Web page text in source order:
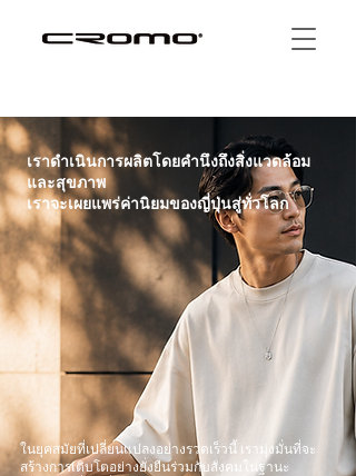
เราดำเนินการผลิตโดยคำนึงถึงสิ่งแวดล้อม
และสุขภาพ
เราจะเผยแพร่ค่านิยมของญี่ปุ่นสู่ทั่วโลก
ในยุคสมัยที่เปลี่ยนแปลงอย่างรวดเร็วนี้ เรามุ่งมั่นที่จะ
สร้างการเติบโตอย่างยั่งยืนร่วมกับสังคมในฐานะ